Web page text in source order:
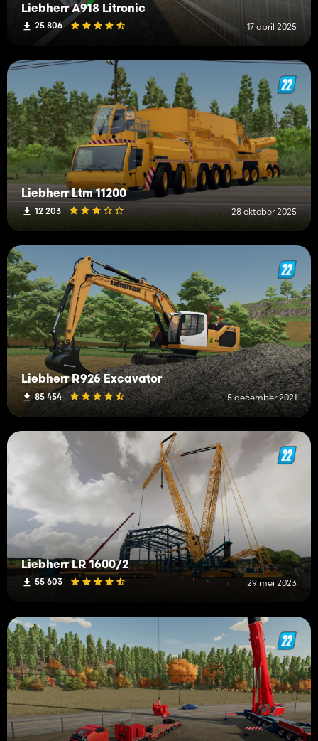
Liebherr A918 Litronic
25 806 17 april 2025
Liebherr Ltm 11200
12 203 28 oktober 2025
Liebherr R926 Excavator
85 454 5 december 2021
Liebherr LR 1600/2
55 603 29 mei 2023